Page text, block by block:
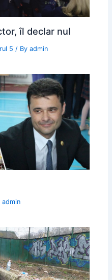
îl declar nul
5 / Byadmin
admin